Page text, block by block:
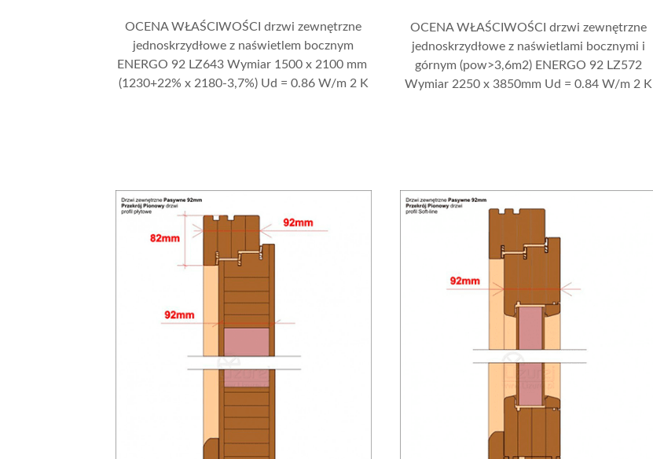
OCENA WŁAŚCIWOŚCI drzwi zewnętrzne
jednoskrzydłowe z naświetlem bocznym
ENERGO 92 LZ643 Wymiar 1500 x 2100 mm
(1230+22% x 2180-3,7%) Ud = 0.86 W/m 2 K
OCENA WŁAŚCIWOŚCI drzwi zewnętrzne
jednoskrzydłowe z naświetlami bocznymi i
górnym (pow>3,6m2) ENERGO 92 LZ572
Wymiar 2250 x 3850mm Ud = 0.84 W/m 2 K